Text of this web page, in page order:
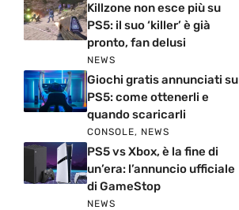
Killzone non esce più su
PS5: il suo ‘killer’ è già
pronto, fan delusi
NEWS
Giochi gratis annunciati su
PS5: come ottenerli e
quando scaricarli
CONSOLE, NEWS
PS5 vs Xbox, è la fine di
un’era: l’annuncio ufficiale
di GameStop
NEWS